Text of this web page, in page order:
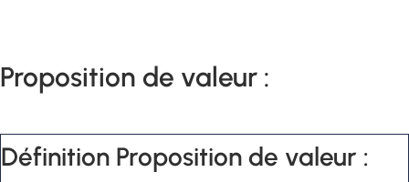
Proposition de valeur :
Définition Proposition de valeur :